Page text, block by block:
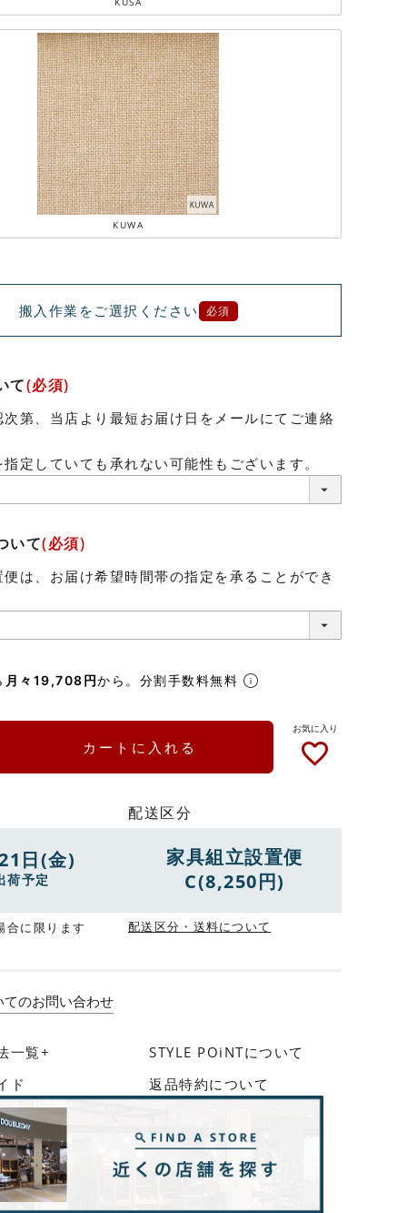
KUWA
搬入作業をご選択ください 必須
て(必須)
第、当店より最短お届け日をメールにてご連絡
定していても承れない可能性もございます。
いて(必須)
は、お届け希望時間帯の指定を承ることができ
月々19,708円から。分割手数料無料
カートに入れる
日(金)
荷予定
に限ります
配送区分
家具組立設置便
C(8,250円)
配送区分・送料について
てのお問い合わせ
一覧+
STYLE POiNTについて
ド
返品特約について